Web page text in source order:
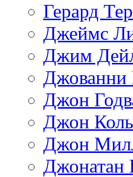
Герард
Джеймс
Джим
Джованни
Джон
Джон
Джон
Джонатан